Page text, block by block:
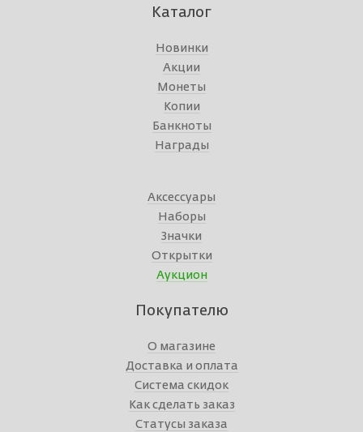
Каталог
Новинки
Акции
Монеты
Копии
Банкноты
Награды
Аксессуары
Наборы
Значки
Открытки
Аукцион
Покупателю
О магазине
Доставка и оплата
Система скидок
Как сделать заказ
Статусы заказа